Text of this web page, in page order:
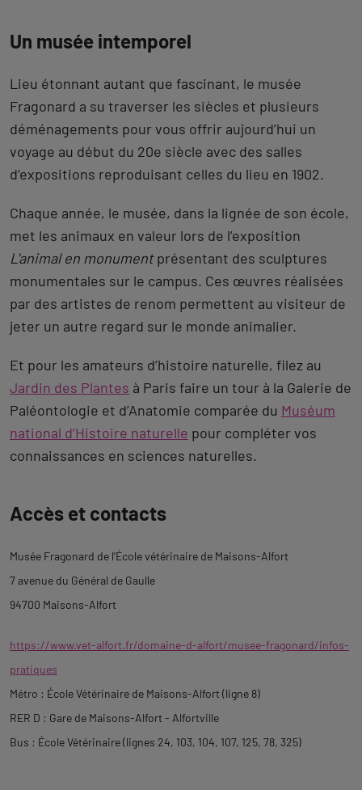
Un musée intemporel
Lieu étonnant autant que fascinant, le musée
Fragonard a su traverser les siècles et plusieurs
déménagements pour vous offrir aujourd’hui un
voyage au début du 20e siècle avec des salles
d’expositions reproduisant celles du lieu en 1902.
Chaque année, le musée, dans la lignée de son école,
met les animaux en valeur lors de l’exposition
L'animal en monumentprésentant des sculptures
monumentales sur le campus. Ces œuvres réalisées
par des artistes de renom permettent au visiteur de
jeter un autre regard sur le monde animalier.
Et pour les amateurs d’histoire naturelle, filez au
Jardin des Plantes à Paris faire un tour à la Galerie de
Paléontologie et d’Anatomie comparée du Muséum
national d’Histoire naturelle pour compléter vos
connaissances en sciences naturelles.
à
description
Accès et contacts
Musée Fragonard de l'École vétérinaire de Maisons-Alfort
7 avenue du Général de Gaulle
94700 Maisons-Alfort
https://www.vet-alfort.fr/domaine-d-alfort/musee-fragonard/infos-
pratiques
Métro : École Vétérinaire de Maisons-Alfort (ligne 8)
RER D : Gare de Maisons-Alfort - Alfortville
Bus : École Vétérinaire (lignes 24, 103, 104, 107, 125, 78, 325)